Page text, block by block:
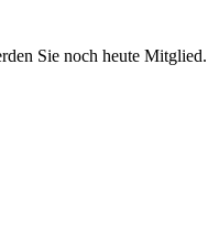
Sie noch heute Mitglied.